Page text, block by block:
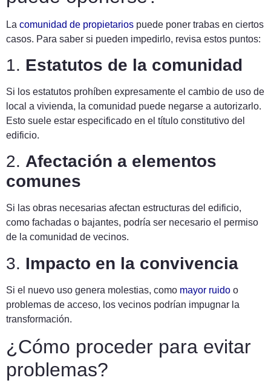
La comunidad de propietarios puede poner trabas en ciertos
casos. Para saber si pueden impedirlo, revisa estos puntos:
1. Estatutos de la comunidad
Si los estatutos prohíben expresamente el cambio de uso de
local a vivienda, la comunidad puede negarse a autorizarlo.
Esto suele estar especificado en el título constitutivo del
edificio.
2. Afectación a elementos
comunes
Si las obras necesarias afectan estructuras del edificio,
como fachadas o bajantes, podría ser necesario el permiso
de la comunidad de vecinos.
3. Impacto en la convivencia
Si el nuevo uso genera molestias, como mayor ruido o
problemas de acceso, los vecinos podrían impugnar la
transformación.
¿Cómo proceder para evitar
problemas?